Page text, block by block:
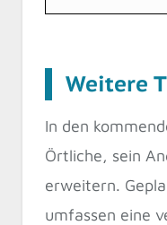
Weitere
In den
Örtliche, sein
erweitern.
umfassen eine